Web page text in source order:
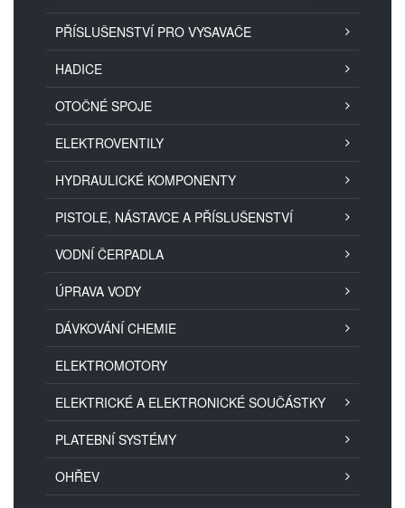
PŘÍSLUŠENSTVÍ PRO VYSAVAČE
HADICE
OTOČNÉ SPOJE
ELEKTROVENTILY
HYDRAULICKÉ KOMPONENTY
PISTOLE, NÁSTAVCE A PŘÍSLUŠENSTVÍ
VODNÍ ČERPADLA
ÚPRAVA VODY
DÁVKOVÁNÍ CHEMIE
ELEKTROMOTORY
ELEKTRICKÉ A ELEKTRONICKÉ SOUČÁSTKY
PLATEBNÍ SYSTÉMY
OHŘEV